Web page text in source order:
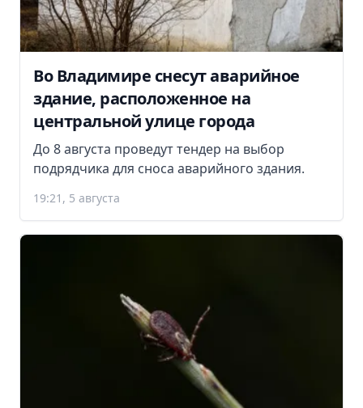
Во Владимире снесут аварийное
здание, расположенное на
центральной улице города
До 8 августа проведут тендер на выбор
подрядчика для сноса аварийного здания.
19:21, 5 августа